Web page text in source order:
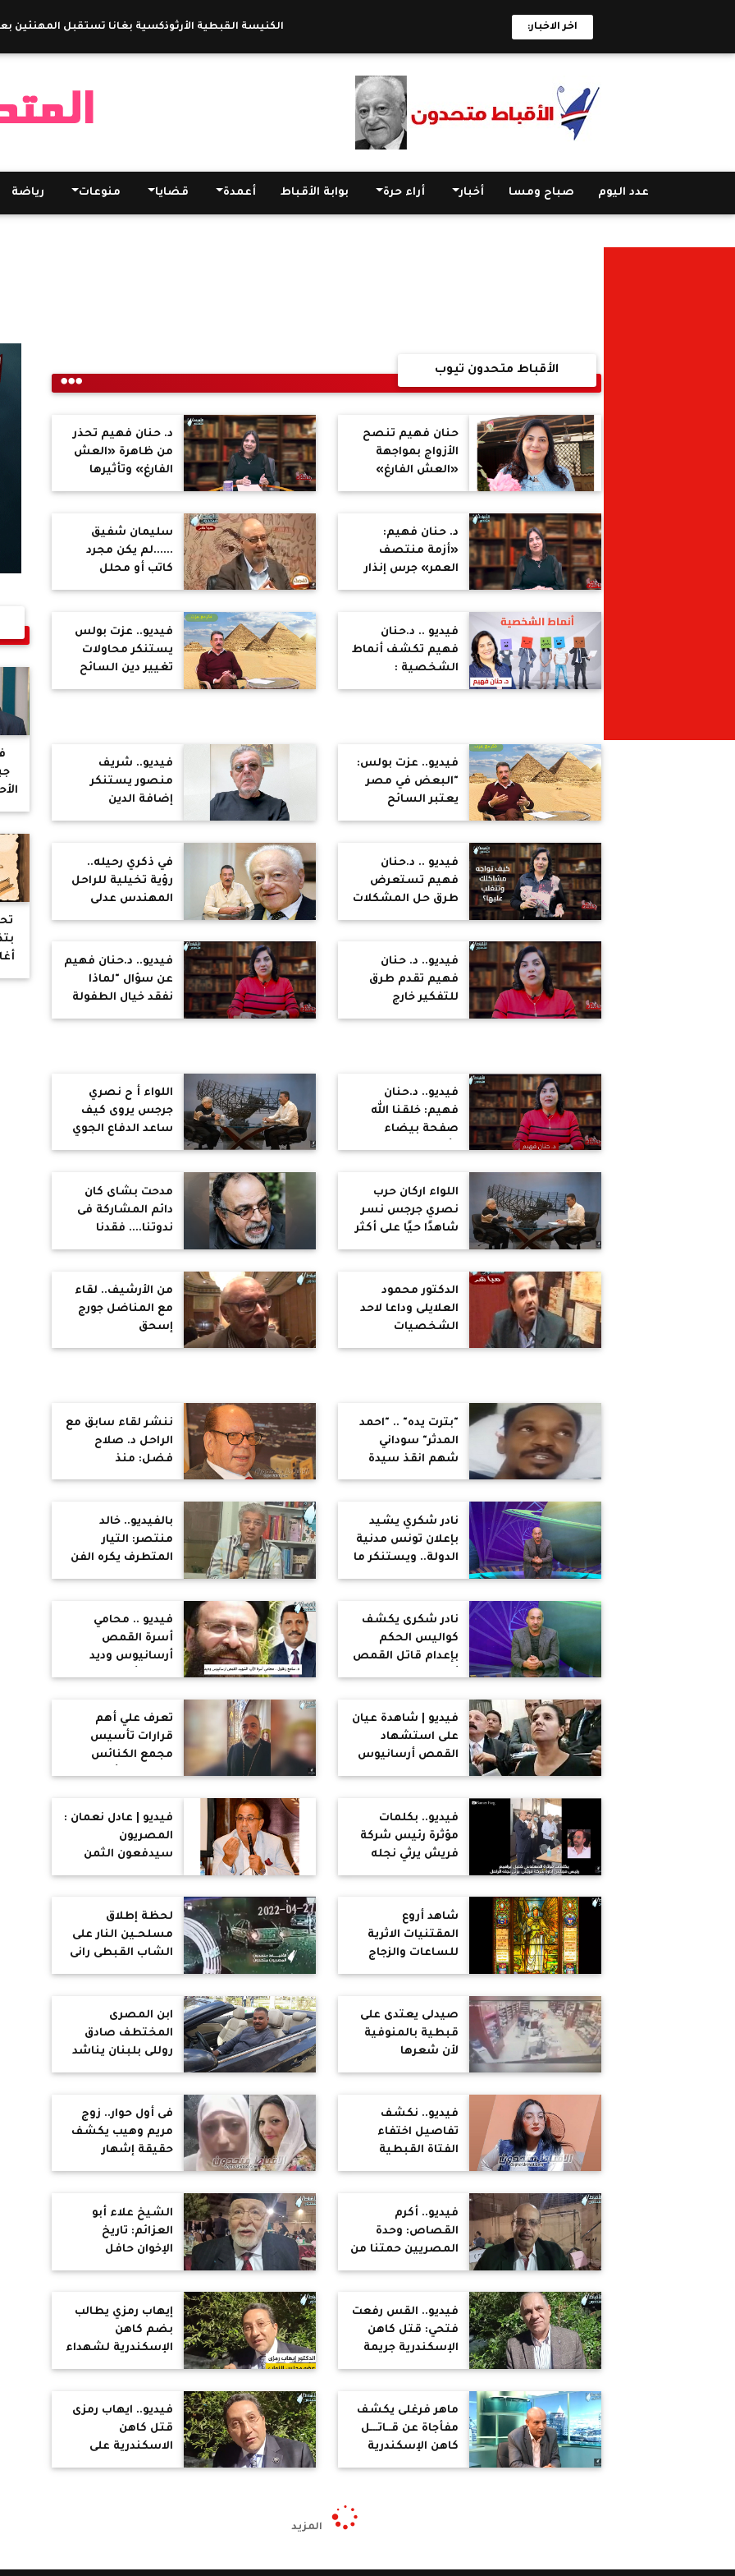
اخر الاخبار: الكنيسة القبطية الأرثوذكسية بغانا تستقبل المهنئين بعيد
عدد اليوم صباح ومسا أخبار أراء حرة بوابة الأقباط أعمدة قضايا منوعات رياضة
الأقباط متحدون تيوب
حنان فهيم تنصح
الأزواج بمواجهة
«العش الفارغ»
بالأنشطة
الذات
د. حنان فهيم تحذر
من ظاهرة «العش
الفارغ» وتأثيرها
النفسي على الأسر
د. حنان فهيم:
«أزمة منتصف
العمر» جرس إنذار
لإعادة اكتشاف
جديدة
سليمان شفيق
......لم يكن مجرد
كاتب أو محلل
سياسي، بل كان
صادقًا حمل هموم
الناس
فيديو .. د.حنان
فهيم تكشف أنماط
الشخصية :
لنكمل بعضنا
بعضا
فيديو.. عزت بولس
يستنكر محاولات
تغيير دين السائح
يستمتع بالإجازة
فيديو.. عزت بولس:
"البعض في مصر
يعتبر السائح
فريسة عايزين
ويستغلوها ويأخذوا
كل فلوسها"
فيديو.. شريف
منصور يستنكر
إضافة الدين
للمجموع وعودة
مفروض يوحد
المصريين مش
يفرقهم
فيديو .. د.حنان
فهيم تستعرض
طرق حل المشكلات
قبل التفكير في
إصلاح الآخرين
في ذكري رحيله..
رؤية تخيلية للراحل
المهندس عدلى
الإخوانية
فيديو.. د. حنان
فهيم تقدم طرق
للتفكير خارج
سلبية
فيديو.. د.حنان فهيم
عن سؤال "لماذا
نفقد خيال الطفولة
هيطلعلك"
فيديو.. د.حنان
فهيم: خلقنا الله
صفحة بيضاء
وأعطانا عقلا متحررا
والإبداع والخيال
اللواء أ ح نصري
جرجس يروى كيف
ساعد الدفاع الجوي
ونظام الرادارات في
اللواء اركان حرب
نصري جرجس نسر
شاهدًا حيًا على أكثر
مدحت بشاى كان
دائم المشاركة فى
ندوتنا.... فقدنا
للمتحدون
الدكتور محمود
العلايلى وداعا لاحد
الشخصيات
من الأرشيف.. لقاء
مع المناضل جورج
إسحق
"بترت يده" .. "احمد
المدثر" سوداني
شهم انقذ سيدة
مصرية من الموت
قطار باسيوط : مش
ندمان ولو للحظة
على انقاذها .. رواد
منحه الجنسية
مالية
ننشر لقاء سابق مع
الراحل د. صلاح
فضل: منذ
الثمانينات نشهد
ظلامية تحاول أن
تطفئ موجات التنوير
نادر شكري يشيد
بإعلان تونس مدنية
الدولة.. ويستنكر ما
بالفيديو.. خالد
منتصر: التيار
المتطرف يكره الفن
ليس له علاقة لا
بالأيمان أو الإلحاد
نادر شكرى يكشف
كواليس الحكم
بإعدام قاتل القمص
أرسانيوس
النقض ووقائع
مشابهة
فيديو .. محامي
أسرة القمص
أرسانيوس وديد
يوضح أبرز ما جاء فى
المتهم "نهرو عبد
المنعم "
فيديو | شاهدة عيان
على استشهاد
القمص أرسانيوس
وديد : المتهم ترصد
في الرقبة وهو يردد
الله أكبر ولله الحمد
تعرف علي أهم
قرارات تأسيس
مجمع الكنائس
الشرقية بأوروبا
فيديو.. بكلمات
مؤثرة رئيس شركة
فريش يرثي نجله
فيديو | عادل نعمان :
المصريون
سيدفعون الثمن
المتطرف الجهادى
شاهد أروع
المقتنيات الاثرية
للساعات والزجاج
لحظة إطلاق
مسلحـين النار على
الشاب القبطى رانى
صيدلى يعتدى على
قبطية بالمنوفية
لأن شعرها
مكشوف.. وضغوط
ابن المصرى
المختطف صادق
روللى بلبنان يناشد
الخارجية لإعادة
تفاصيل خطفه
فيديو.. نكشف
تفاصيل اختفاء
الفتاة القبطية
القاصر سيمون عادل
فى أول حوار.. زوج
مريم وهيب يكشف
حقيقة إشهار
اسلامها ويناشد
فيديو.. أكرم
القصاص: وحدة
المصريين حمتنا من
الشيخ علاء أبو
العزائم: تاريخ
الإخوان حافل
فيديو.. القس رفعت
فتحي: قتل كاهن
الإسكندرية جريمة
إيهاب رمزي يطالب
بضم كاهن
الإسكندرية لشهداء
ماهر فرغلى يكشف
مفأجاة عن قــاتـــل
كاهن الإسكندرية
واسباب الجريمـــة
فيديو.. ايهاب رمزى
قتل كاهن
الاسكندرية على
الهوية الدينية
المزيد